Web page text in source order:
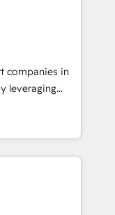
your
undisputed
designed to
your
growth-first
their
companies in
leveraging
and
offer spans
in CRM
design, sales
companies
committed to